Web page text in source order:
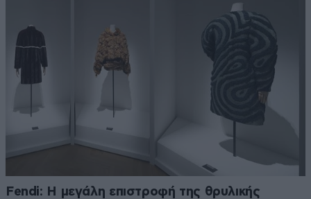
Fendi: Η μεγάλη επιστροφή της θρυλικής